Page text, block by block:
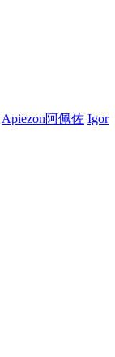
Apiezon阿佩佐 Igor